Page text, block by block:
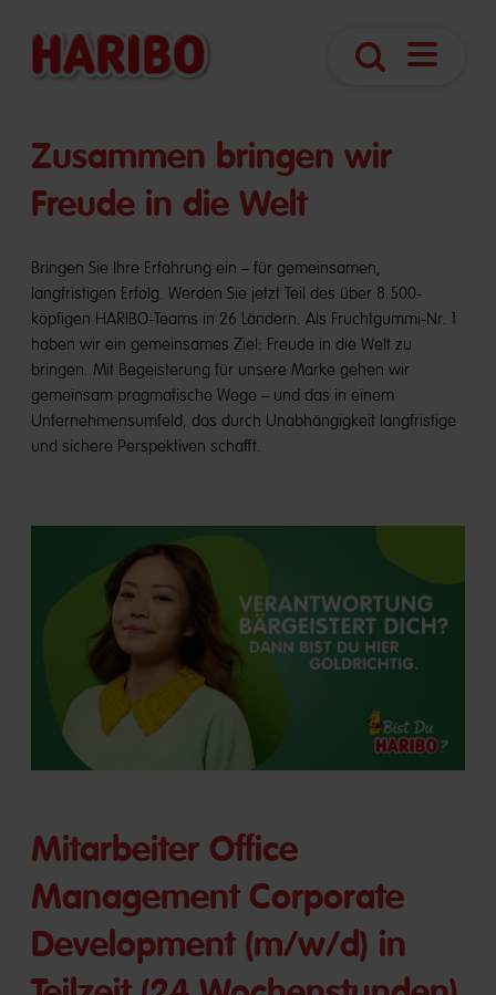
​​Zusammen bringen wir
Freude in die Welt
Bringen Sie Ihre Erfahrung ein – für gemeinsamen,
langfristigen Erfolg. Werden Sie jetzt Teil des über 8.500-
köpfigen HARIBO-Teams in 26 Ländern. Als Fruchtgummi-Nr. 1
haben wir ein gemeinsames Ziel: Freude in die Welt zu
bringen. Mit Begeisterung für unsere Marke gehen wir
gemeinsam pragmatische Wege – und das in einem
Unternehmensumfeld, das durch Unabhängigkeit langfristige
und sichere Perspektiven schafft.
Mitarbeiter Office
Management Corporate
Development (m/w/d) in